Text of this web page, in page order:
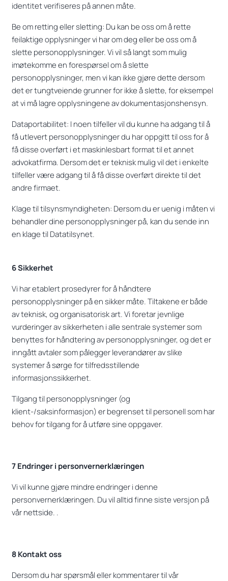
identitet verifiseres på annen måte.
Be om retting eller sletting: Du kan be oss om å rette
feilaktige opplysninger vi har om deg eller be oss om å
slette personopplysninger. Vi vil så langt som mulig
imøtekomme en forespørsel om å slette
personopplysninger, men vi kan ikke gjøre dette dersom
det er tungtveiende grunner for ikke å slette, for eksempel
at vi må lagre opplysningene av dokumentasjonshensyn.
Dataportabilitet: I noen tilfeller vil du kunne ha adgang til å
få utlevert personopplysninger du har oppgitt til oss for å
få disse overført i et maskinlesbart format til et annet
advokatfirma. Dersom det er teknisk mulig vil det i enkelte
tilfeller være adgang til å få disse overført direkte til det
andre firmaet.
Klage til tilsynsmyndigheten: Dersom du er uenig i måten vi
behandler dine personopplysninger på, kan du sende inn
en klage til Datatilsynet.
6 Sikkerhet
Vi har etablert prosedyrer for å håndtere
personopplysninger på en sikker måte. Tiltakene er både
av teknisk, og organisatorisk art. Vi foretar jevnlige
vurderinger av sikkerheten i alle sentrale systemer som
benyttes for håndtering av personopplysninger, og det er
inngått avtaler som pålegger leverandører av slike
systemer å sørge for tilfredsstillende
informasjonssikkerhet.
Tilgang til personopplysninger (og
klient-/saksinformasjon) er begrenset til personell som har
behov for tilgang for å utføre sine oppgaver.
7 Endringer i personvernerklæringen
Vi vil kunne gjøre mindre endringer i denne
personvernerklæringen. Du vil alltid finne siste versjon på
vår nettside. .
8 Kontakt oss
Dersom du har spørsmål eller kommentarer til vår